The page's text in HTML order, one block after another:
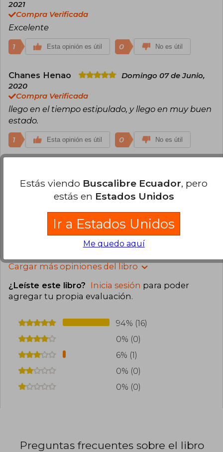
2021
Compra Verificada
Excelente
1 Esta opinión es útil 0 No es útil
Chanes Henao
Domingo 07 de Junio,
2020
Compra Verificada
llego en el tiempo estipulado, y llego en muy buen
estado.
1 Esta opinión es útil 0 No es útil
Agosto, 2022
Compra Verificada
Magnifica obra y buena edición. Envío a España
muy correcto, en tiempo y forma.
0
Cargar más opiniones del libro
¿Leíste este libro? Inicia sesión para poder
agregar tu propia evaluación.
94% (16)
0% (0)
6% (1)
0% (0)
0% (0)
Preguntas frecuentes sobre el libro
Estás viendo Buscalibre Ecuador, pero
estás en Estados Unidos
Ir a Estados Unidos
Me quedo aquí